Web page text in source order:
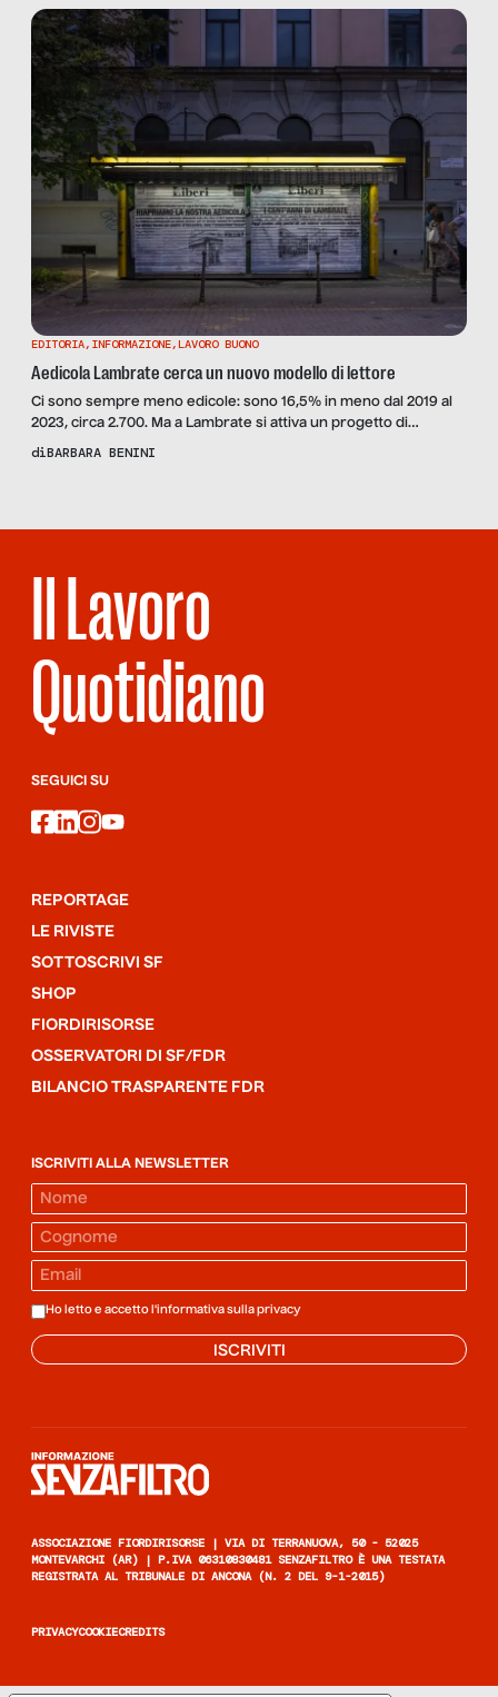
EDITORIA, INFORMAZIONE,LAVORO BUONO
Aedicola Lambrate cerca un nuovo modello di lettore
Ci sono sempre meno edicole: sono 16,5% in meno dal 2019 al
2023, circa 2.700. Ma a Lambrate si attiva un progetto di
riapertura: l’edicola trova un nuovo modello e diventa “un
diBARBARA BENINI
Il Lavoro
Quotidiano
SEGUICI SU
facebook
linkedin
instagram
youtube
REPORTAGE
LE RIVISTE
SOTTOSCRIVI SF
SHOP
FIORDIRISORSE
OSSERVATORI DI SF/FDR
BILANCIO TRASPARENTE FDR
ISCRIVITI ALLA NEWSLETTER
Ho letto e accetto l'informativa sulla privacy
ISCRIVITI
ASSOCIAZIONE FIORDIRISORSE | VIA DI TERRANUOVA, 50 - 52025
MONTEVARCHI (AR) | P.IVA 06310830481 SENZAFILTRO È UNA TESTATA
REGISTRATA AL TRIBUNALE DI ANCONA (N. 2 DEL 9-1-2015)
PRIVACYCOOKIECREDITS